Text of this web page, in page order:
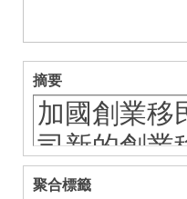
Fo
摘要
聚合標籤